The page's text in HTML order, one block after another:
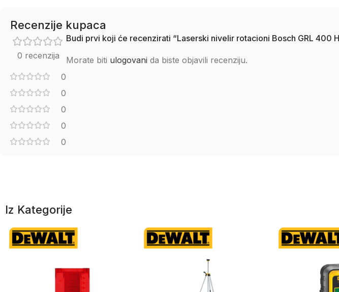
Recenzije kupaca
0 recenzija
0
0
0
0
0
Budi prvi koji će recenzirati “Laserski nivelir rotacioni Bosch GRL 400
Morate biti ulogovani da biste objavili recenziju.
Iz Kategorije